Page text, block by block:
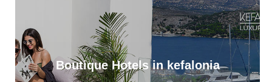
Διακοπές στο Φισκάρδο κάνουν η Ελένη Μενεγάκη με τον Μάκη
Παντζόπουλο [βίντεο]
13:32
Με λαμπρότητα γιορτάστηκε η Μεταμόρφωση του Σωτήρος, στα
Boutique Hotels in kefalonia